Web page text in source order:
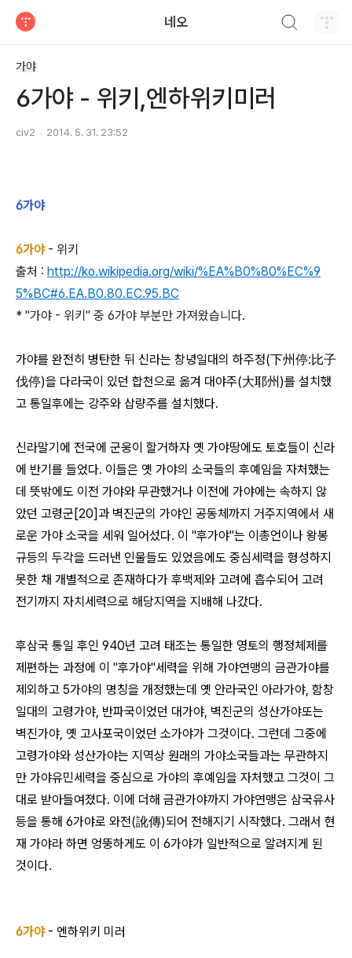
네오
가야
6가야 - 위키,엔하위키미러
civ2 2014. 5. 31. 23:52
6가야
6가야- 위키
출처 : http://ko.wikipedia.org/wiki/%EA%B0%80%EC%9
5%BC#6.EA.B0.80.EC.95.BC
* "가야 - 위키" 중 6가야 부분만 가져왔습니다.
가야를 완전히 병탄한 뒤 신라는 창녕일대의 하주정(下州停:比子
伐停)을 다라국이 있던 합천으로 옮겨 대야주(大耶州)를 설치했
고 통일후에는 강주와 삽량주를 설치했다.
신라말기에 전국에 군웅이 할거하자 옛 가야땅에도 토호들이 신라
에 반기를 들었다. 이들은 옛 가야의 소국들의 후예임을 자처했는
데 뜻밖에도 이전 가야와 무관했거나 이전에 가야에는 속하지 않
았던 고령군[20]과 벽진군의 가야인 공동체까지 거주지역에서 새
로운 가야 소국을 세워 일어섰다. 이 "후가야"는 이총언이나 왕봉
규등의 두각을 드러낸 인물들도 있었음에도 중심세력을 형성하지
못한 채 개별적으로 존재하다가 후백제와 고려에 흡수되어 고려
전기까지 자치세력으로 해당지역을 지배해 나갔다.
후삼국 통일 후인 940년 고려 태조는 통일한 영토의 행정체제를
제편하는 과정에 이 "후가야"세력을 위해 가야연맹의 금관가야를
제외하고 5가야의 명칭을 개정했는데 옛 안라국인 아라가야, 함창
일대의 고령가야, 반파국이었던 대가야, 벽진군의 성산가야또는
벽진가야, 옛 고사포국이었던 소가야가 그것이다. 그런데 그중에
고령가야와 성산가야는 지역상 원래의 가야소국들과는 무관하지
만 가야유민세력을 중심으로 가야의 후예임을 자처했고 그것이 그
대로 받아들여졌다. 이에 더해 금관가야까지 가야연맹은 삼국유사
등을 통해 6가야로 와전(訛傳)되어 전해지기 시작했다. 그래서 현
재 가야라 하면 엉뚱하게도 이 6가야가 일반적으로 알려지게 된
것이다.
6가야 - 엔하위키 미러